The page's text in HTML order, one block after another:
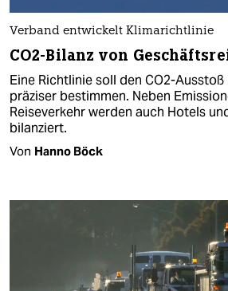
Verband entwickelt Klimarichtlinie
CO2-Bilanz von
Eine Richtlinie soll den CO2-
präziser bestimmen. Neben
Reiseverkehr werden auch Hotels
bilanziert.
Von Hanno Böck